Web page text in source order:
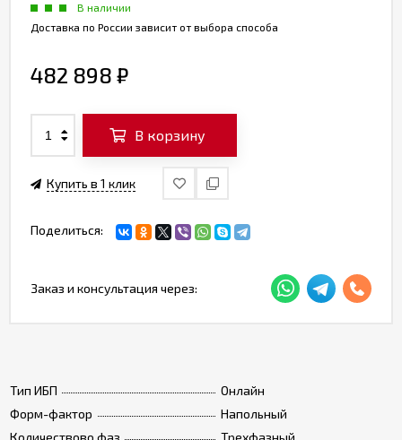
Тип ИБП
Онлайн
Форм-фактор
Напольный
Количествово фаз
Трехфазный
В наличии
Доставка по России зависит от выбора способа
482 898 ₽
В корзину
Купить в 1 клик
Поделиться:
Заказ и консультация через: